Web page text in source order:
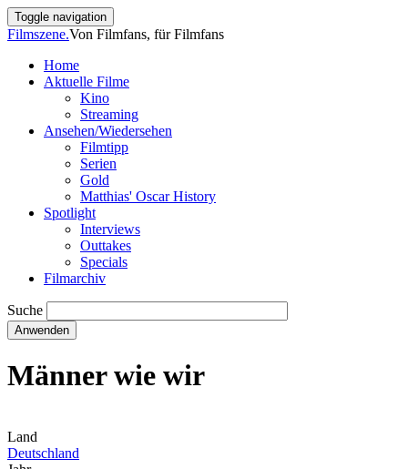
Direkt
zum
Toggle navigation
Filmszene.Von Filmfans, für Filmfans
Main
navigation
Home
Aktuelle Filme
Kino
Streaming
Ansehen/Wiedersehen
Filmtipp
Serien
Gold
Matthias' Oscar History
Spotlight
Interviews
Outtakes
Specials
Filmarchiv
Suche
Männer wie wir
Land
Deutschland